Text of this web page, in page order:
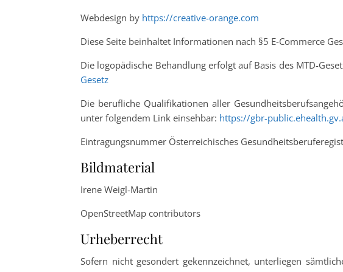
Webdesign by https://creative-orange.com
Diese Seite beinhaltet Informationen nach §5 E-Commerce
Die logopädische Behandlung erfolgt auf Basis des MTD-
Gesetz
Die berufliche Qualifikationen aller
unter folgendem Link einsehbar: https://gbr-
Eintragungsnummer Österreichisches
Bildmaterial
Irene Weigl-Martin
OpenStreetMap contributors
Urheberrecht
Sofern nicht gesondert gekennzeichnet, unterliegen